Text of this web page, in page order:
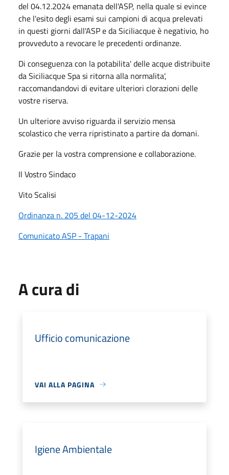
del 04.12.2024 emanata dell'ASP, nella quale si evince
che l'esito degli esami sui campioni di acqua prelevati
in questi giorni dall'ASP e da Siciliacque è negativio, ho
provveduto a revocare le precedenti ordinanze.
Di conseguenza con la potabilita' delle acque distribuite
da Siciliacque Spa si ritorna alla normalita',
raccomandandovi di evitare ulteriori clorazioni delle
vostre riserva.
Un ulteriore avviso riguarda il servizio mensa
scolastico che verra ripristinato a partire da domani.
Grazie per la vostra comprensione e collaborazione.
Il Vostro Sindaco
Vito Scalisi
Ordinanza n. 205 del 04-12-2024
Comunicato ASP - Trapani
A cura di
Ufficio comunicazione
VAI ALLA PAGINA
Igiene Ambientale